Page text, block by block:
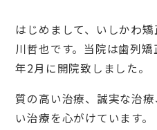
はじめまして、いしかわ
川哲也です。当院は歯列
年2月に開院致しました。
質の高い治療、誠実な治
い治療を心がけています。